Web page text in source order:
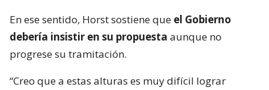
En ese sentido, Horst sostiene que el Gobierno
debería insistir en su propuesta aunque no
progrese su tramitación.
“Creo que a estas alturas es muy difícil lograr